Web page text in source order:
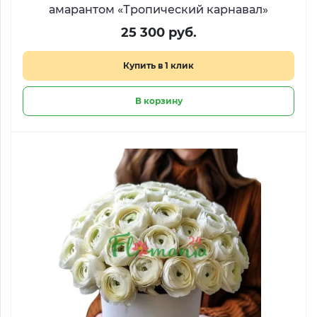
амарантом «Тропический карнавал»
25 300 руб.
Купить в 1 клик
В корзину